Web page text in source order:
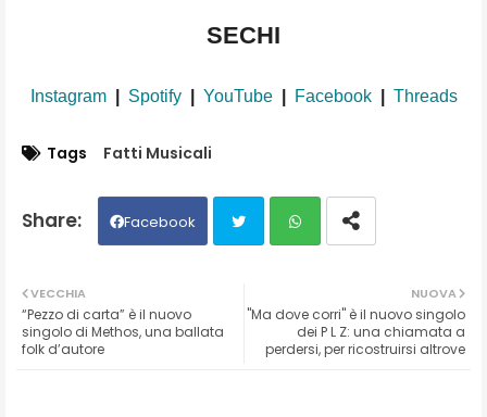
SECHI
Instagram| Spotify| YouTube| Facebook| Threads
Tags Fatti Musicali
Facebook
ats
NUOVA
"Ma dove corri" è il nuovo singolo
dei P L Z: una chiamata a
perdersi, per ricostruirsi altrove
VECCHIA
“Pezzo di carta” è il nuovo
singolo di Methos, una ballata
folk d’autore